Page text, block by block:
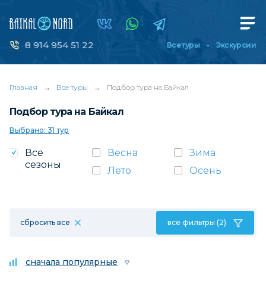
8 914 954 51 22 Все туры Экскурсии
Главная → Все туры → Подбор тура на Байкал
Подбор тура на Байкал
Выбрано: 31 тур
Все
сезоны
Весна
Зима
Лето
Осень
сбросить все все фильтры (2)
сначала популярные